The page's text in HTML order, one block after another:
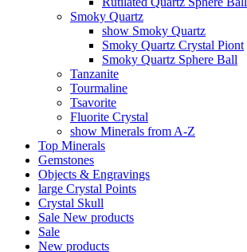
Smoky Quartz
show Smoky Quartz
Smoky Quartz Crystal Piont
Smoky Quartz Sphere Ball
Tanzanite
Tourmaline
Tsavorite
Fluorite Crystal
show Minerals from A-Z
Top Minerals
Gemstones
Objects & Engravings
large Crystal Points
Crystal Skull
Sale New products
Sale
New products